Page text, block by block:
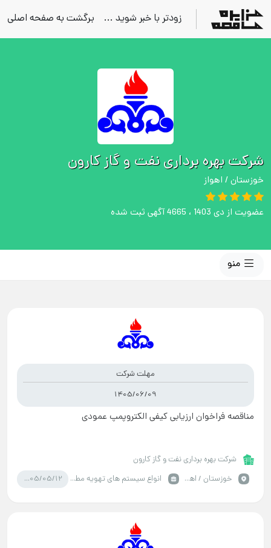
زودتر با خبر شوید ... برگشت به صفحه اصلی
شرکت بهره برداری نفت و گاز کارون
خوزستان / اهواز
عضویت از دی 1403 ، 4665 آگهی ثبت شده
مهلت شرکت
1405/06/09
مناقصه فراخوان ارزیابی کیفی الکتروپمپ عمودی
شرکت بهره برداری نفت و گاز کارون
خوزستان / اهواز
انواع سیستم های تهویه مطبوع 1405/05/12